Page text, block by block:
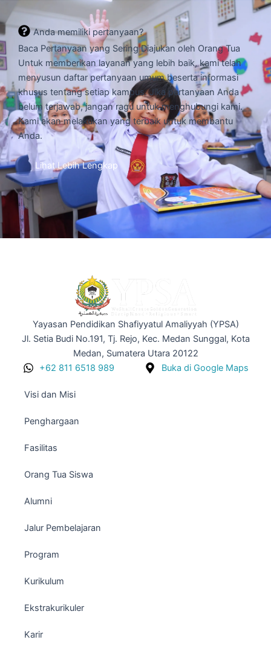
Anda memiliki pertanyaan?
Baca Pertanyaan yang Sering Diajukan oleh Orang Tua
Untuk memberikan layanan yang lebih baik, kami telah
menyusun daftar pertanyaan umum beserta informasi
khusus tentang setiap kampus. Jika pertanyaan Anda
belum terjawab, jangan ragu untuk menghubungi kami.
Kami akan melakukan yang terbaik untuk membantu
Anda.
Lihat Lebih Lengkap
Yayasan Pendidikan Shafiyyatul Amaliyyah (YPSA)
Jl. Setia Budi No.191, Tj. Rejo, Kec. Medan Sunggal, Kota
Medan, Sumatera Utara 20122
+62 811 6518 989
Buka di Google Maps
Visi dan Misi
Penghargaan
Fasilitas
Orang Tua Siswa
Alumni
Jalur Pembelajaran
Program
Kurikulum
Ekstrakurikuler
Karir